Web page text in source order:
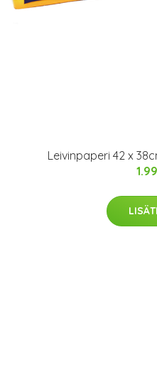
Leivinpaperi 42 x